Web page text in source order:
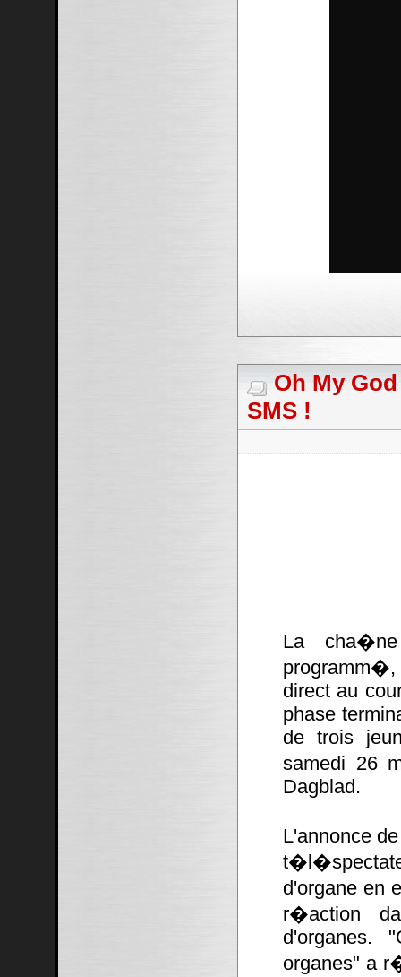
Oh My
SMS !
La
direct au
phase
de trois
samedi 26
Dagblad.
L'annonce
d'organe en
r�action
d'organes.
organes" a